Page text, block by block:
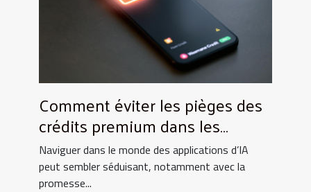
Comment éviter les pièges des
crédits premium dans les
applications d'IA
Naviguer dans le monde des applications d’IA
peut sembler séduisant, notamment avec la
promesse...